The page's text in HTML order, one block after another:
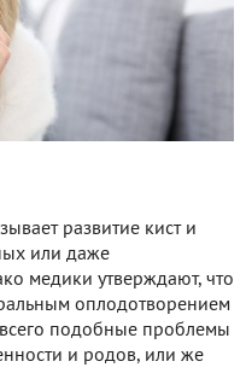
развитие кист и
или даже
медики утверждают, что
оплодотворением
подобные проблемы
и родов, или же